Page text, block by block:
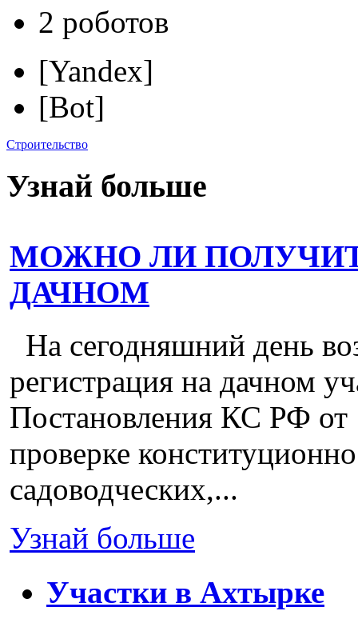
2 роботов
[Yandex]
[Bot]
Строительство
Узнай больше
МОЖНО ЛИ
ДАЧНОМ
На сегодняшний день
регистрация на дачном
Постановления КС РФ
проверке
садоводческих,...
Узнай больше
Участки в Ахтырке